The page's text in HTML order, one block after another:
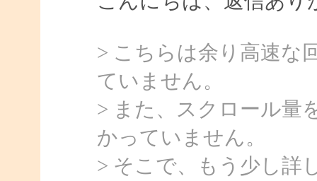
> こちらは余り高速な
ていません。
> また、スクロール量
かっていません。
> そこで、もう少し詳